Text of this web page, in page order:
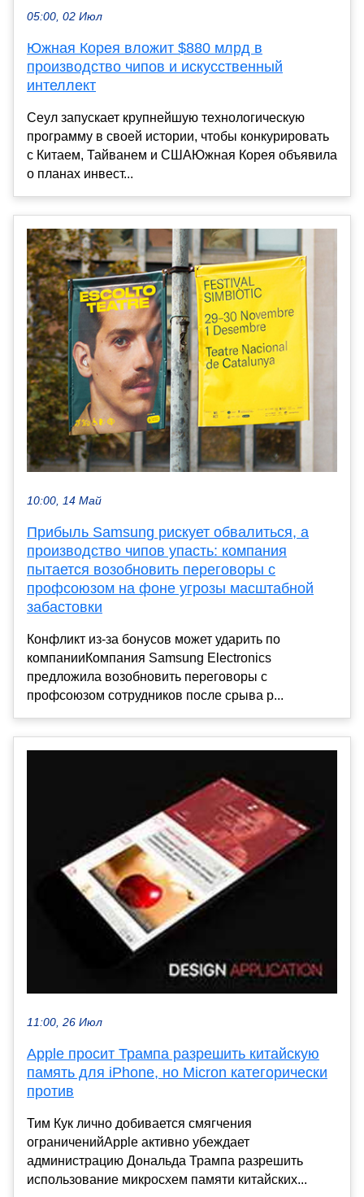
05:00, 02 Июл
Южная Корея вложит $880 млрд в
производство чипов и искусственный
интеллект
Сеул запускает крупнейшую технологическую
программу в своей истории, чтобы конкурировать
с Китаем, Тайванем и СШАЮжная Корея объявила
о планах инвест...
10:00, 14 Май
Прибыль Samsung рискует обвалиться, а
производство чипов упасть: компания
пытается возобновить переговоры с
профсоюзом на фоне угрозы масштабной
забастовки
Конфликт из-за бонусов может ударить по
компанииКомпания Samsung Electronics
предложила возобновить переговоры с
профсоюзом сотрудников после срыва р...
11:00, 26 Июл
Apple просит Трампа разрешить китайскую
память для iPhone, но Micron категорически
против
Тим Кук лично добивается смягчения
ограниченийApple активно убеждает
администрацию Дональда Трампа разрешить
использование микросхем памяти китайских...